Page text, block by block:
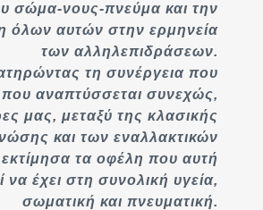
σώμα-νους-πνεύμα και την
όλων αυτών στην ερμηνεία
των αλληλεπιδράσεων.
τη συνέργεια που
που αναπτύσσεται συνεχώς,
μας, μεταξύ της κλασικής
και των εναλλακτικών
τα οφέλη που αυτή
να έχει στη συνολική υγεία,
σωματική και πνευματική.